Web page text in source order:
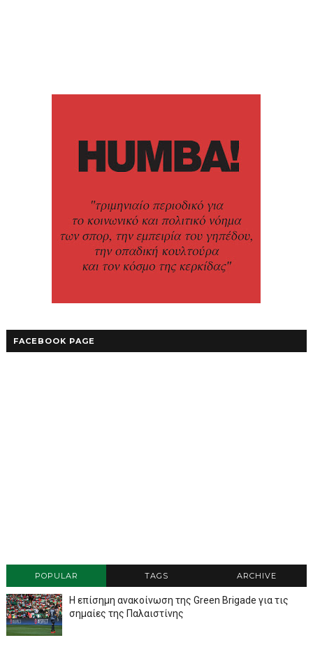
FACEBOOK PAGE
POPULAR TAGS ARCHIVE
Η επίσημη ανακοίνωση της Green Brigade για τις
σημαίες της Παλαιστίνης